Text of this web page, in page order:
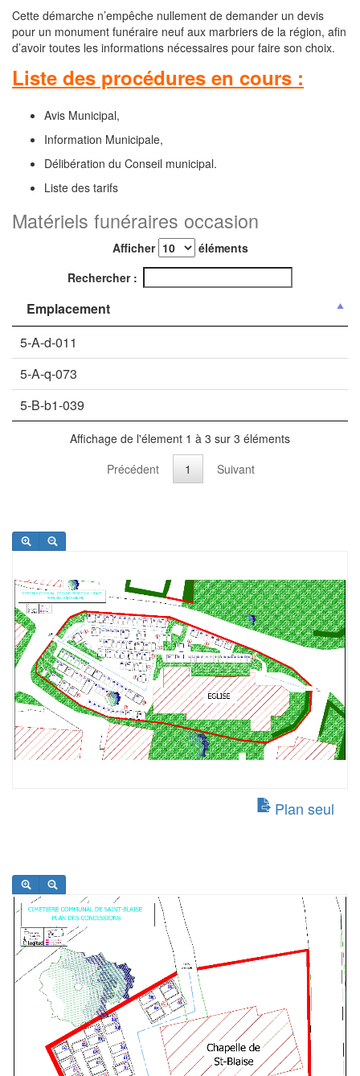
Cette démarche n’empêche nullement de demander un devis
pour un monument funéraire neuf aux marbriers de la région, afin
d’avoir toutes les informations nécessaires pour faire son choix.
Liste des procédures en cours :
Avis Municipal,
Information Municipale,
Délibération du Conseil municipal.
Liste des tarifs
Matériels funéraires occasion
Afficher
éléments
Rechercher :
Emplacement
5-A-d-011
5-A-q-073
5-B-b1-039
Affichage de l'élement 1 à 3 sur 3 éléments
Précédent
1 Suivant
Plan seul